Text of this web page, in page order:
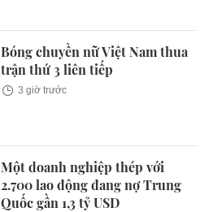
Bóng chuyền nữ Việt Nam thua
trận thứ 3 liên tiếp
3 giờ trước
Một doanh nghiệp thép với
2.700 lao động đang nợ Trung
Quốc gần 1,3 tỷ USD